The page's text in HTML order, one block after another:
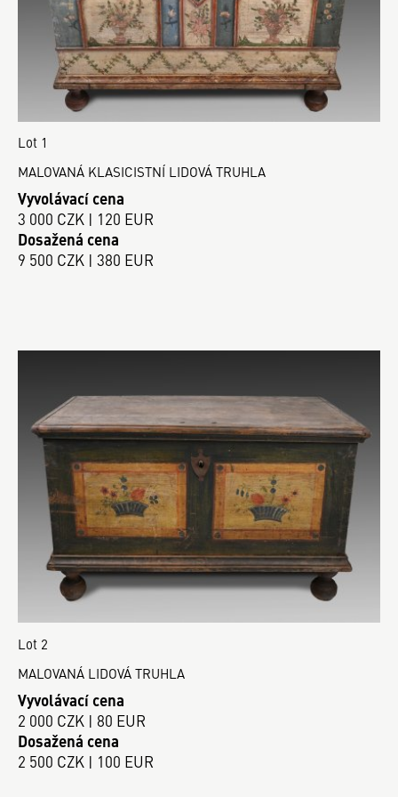
Lot 1
MALOVANÁ KLASICISTNÍ LIDOVÁ TRUHLA
Vyvolávací cena
3 000 CZK | 120 EUR
Dosažená cena
9 500 CZK | 380 EUR
Lot 2
MALOVANÁ LIDOVÁ TRUHLA
Vyvolávací cena
2 000 CZK | 80 EUR
Dosažená cena
2 500 CZK | 100 EUR